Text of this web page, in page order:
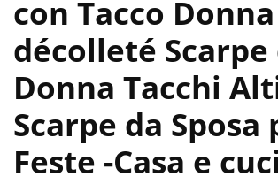
con Tacco Donna
décolleté Scarpe
Donna Tacchi
Scarpe da Sposa
Feste -Casa e